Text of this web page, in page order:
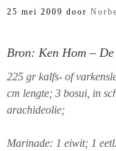
25 mei 2009 door
Bron: Ken Hom – De
225 gr kalfs- of
cm lengte; 3 bosui, in
arachideolie;
Marinade: 1 eiwit; 1